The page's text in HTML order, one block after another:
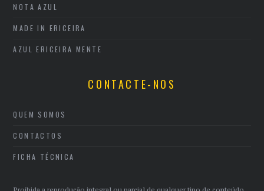
NOTA AZUL
MADE IN ERICEIRA
AZUL ERICEIRA MENTE
CONTACTE-NOS
QUEM SOMOS
CONTACTOS
FICHA TÉCNICA